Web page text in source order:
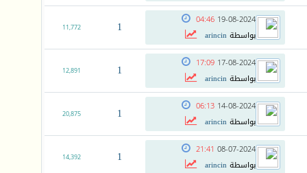
19-08-2024
04:46
بواسطةarincin
1
11,772
17-08-2024
17:09
بواسطةarincin
1
12,891
14-08-2024
06:13
بواسطةarincin
1
20,875
08-07-2024
21:41
بواسطةarincin
1
14,392